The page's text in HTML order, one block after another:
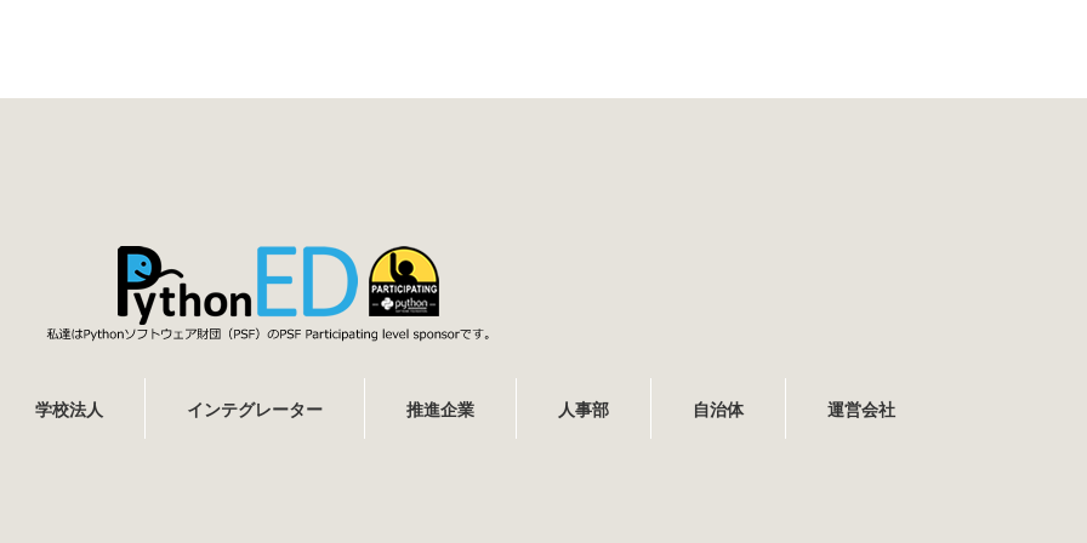
学校法人 インテグレーター 推進企業 人事部 自治体 運営会社